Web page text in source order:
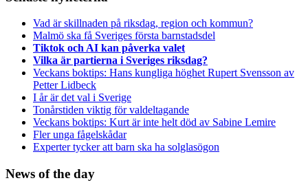
Vad är skillnaden på riksdag, region och kommun?
Malmö ska få Sveriges första barnstadsdel
Tiktok och AI kan påverka valet
Vilka är partierna i Sveriges riksdag?
Veckans boktips: Hans kungliga höghet Rupert Svensson av
Petter Lidbeck
I år är det val i Sverige
Tonårstiden viktig för valdeltagande
Veckans boktips: Kurt är inte helt död av Sabine Lemire
Fler unga fågelskådar
Experter tycker att barn ska ha solglasögon
News of the day